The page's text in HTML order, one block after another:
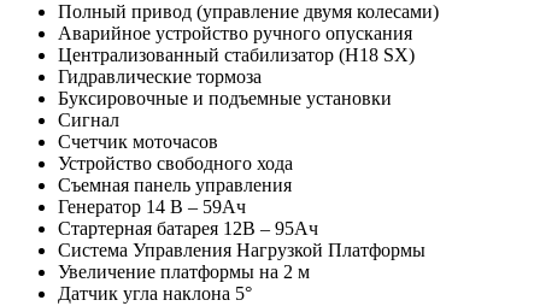
Полный привод (управление двумя колесами)
Аварийное устройство ручного опускания
Централизованный стабилизатор (H18 SX)
Гидравлические тормоза
Буксировочные и подъемные установки
Сигнал
Счетчик моточасов
Устройство свободного хода
Съемная панель управления
Генератор 14 В – 59Ач
Стартерная батарея 12В – 95Ач
Система Управления Нагрузкой Платформы
Увеличение платформы на 2 м
Датчик угла наклона 5°